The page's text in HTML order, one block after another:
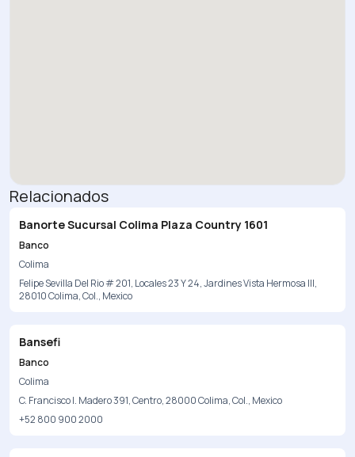
Relacionados
Banorte Sucursal Colima Plaza Country 1601
Banco
Colima
Felipe Sevilla Del Rio # 201, Locales 23 Y 24, Jardines Vista Hermosa III,
28010 Colima, Col., Mexico
Bansefi
Banco
Colima
C. Francisco I. Madero 391, Centro, 28000 Colima, Col., Mexico
+52 800 900 2000